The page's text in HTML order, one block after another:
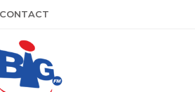
CONTACT